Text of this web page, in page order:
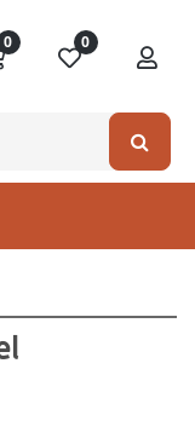
0 0